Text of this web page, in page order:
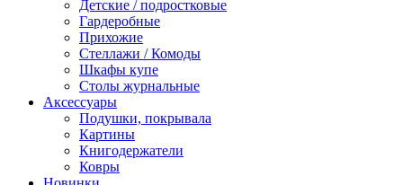
Детские / подростковые
Гардеробные
Прихожие
Стеллажи / Комоды
Шкафы купе
Столы журнальные
Аксессуары
Подушки, покрывала
Картины
Книгодержатели
Ковры